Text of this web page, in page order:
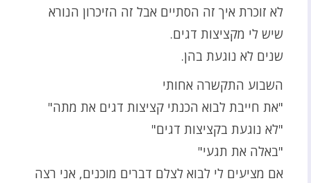
לא זוכרת איך זה הסתיים אבל זה הזיכרון הנורא
שיש לי מקציצות דגים.
שנים לא נוגעת בהן.
השבוע התקשרה אחותי
"את חייבת לבוא הכנתי קציצות דגים את מתה"
"לא נוגעת בקציצות דגים"
"באלה את תגעי"
אם מציעים לי לבוא לצלם דברים מוכנים, אני רצה